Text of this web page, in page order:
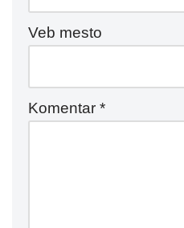
Veb mesto
Komentar *